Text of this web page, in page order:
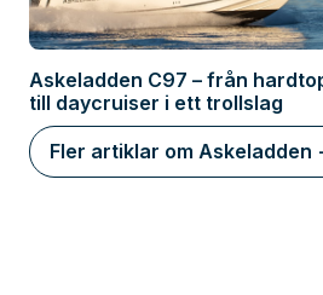
Askeladden C97 – från
till daycruiser i ett trollslag
Fler artiklar om Askeladden